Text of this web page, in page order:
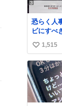
恐らく人
ビにすべ
られる
い
い
ね
数
1,515